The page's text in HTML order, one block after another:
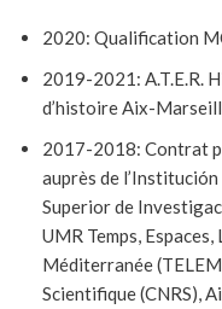
2020: Qualification
2019-2021: A.T.E.R.
d’histoire Aix-
2017-2018: Contrat
auprès de
Superior de
UMR Temps,
Méditerranée
Scientifique (CNRS),